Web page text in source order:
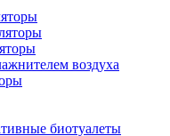
воздуха
биотуалеты